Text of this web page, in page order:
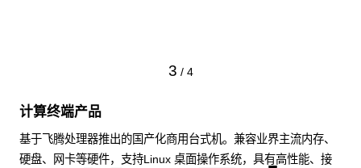
3 / 4
计算终端产品
基于飞腾处理器推出的国产化商用台式机。兼容业界主流内存、
硬盘、网卡等硬件，支持Linux 桌面操作系统，具有高性能、接